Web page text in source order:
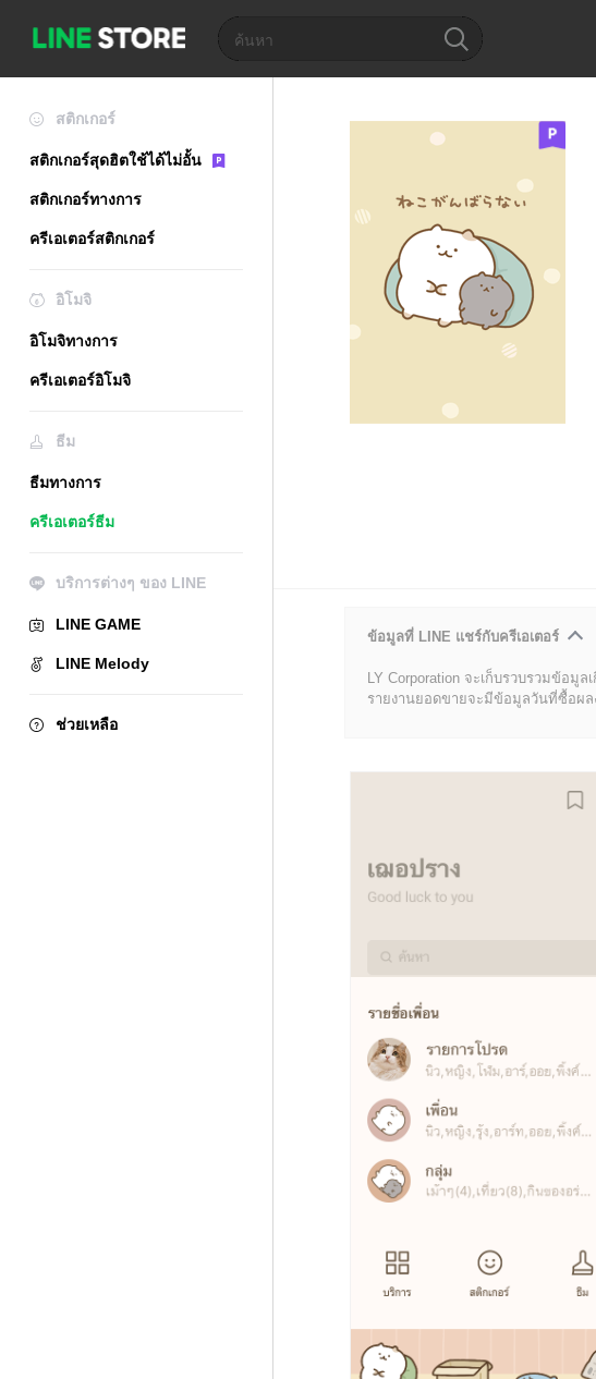
สติกเกอร์
สติกเกอร์สุดฮิตใช้ได้ไม่อั้น
สติกเกอร์ทางการ
ครีเอเตอร์สติกเกอร์
อิโมจิ
อิโมจิทางการ
ครีเอเตอร์อิโมจิ
ธีม
ธีมทางการ
ครีเอเตอร์ธีม
บริการต่างๆ ของ LINE
LINE GAME
LINE Melody
ช่วยเหลือ
ข้อมูลที่ LINE แชร์กับครีเอเตอร์
LY Corporation จะเก็บรวบรวมข้อมู
รายงานยอดขายจะมีข้อมูลวันที่ซื้อผ